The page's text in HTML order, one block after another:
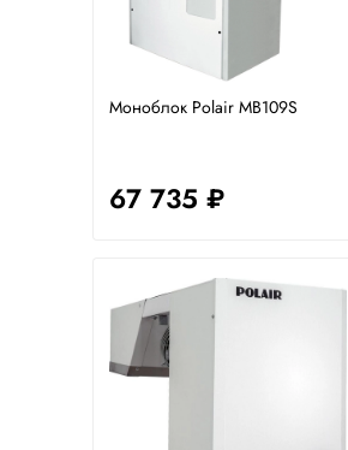
Моноблок Polair MB109S
67 735 ₽